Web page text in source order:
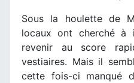
Sous la houlette de
locaux ont cherché à
revenir au score
vestiaires. Mais il
cette fois-ci manqué